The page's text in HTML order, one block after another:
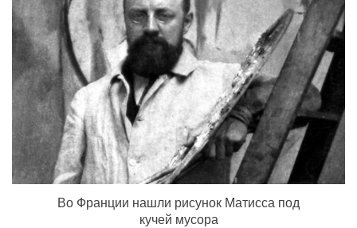
Во Франции нашли рисунок Матисса под
кучей мусора